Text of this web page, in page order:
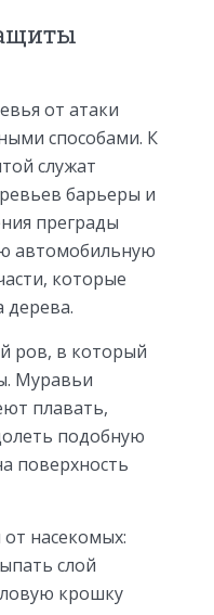
от атаки
способами. К
служат
барьеры и
преграды
автомобильную
которые
дерева.
ров, в который
Муравьи
плавать,
подобную
поверхность
насекомых:
слой
крошку